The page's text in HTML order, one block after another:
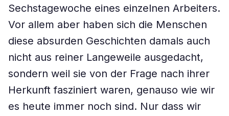
Sechstagewoche eines einzelnen Arbeiters.
Vor allem aber haben sich die Menschen
diese absurden Geschichten damals auch
nicht aus reiner Langeweile ausgedacht,
sondern weil sie von der Frage nach ihrer
Herkunft fasziniert waren, genauso wie wir
es heute immer noch sind. Nur dass wir